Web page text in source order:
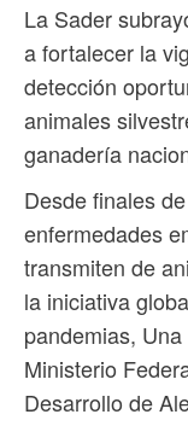
La Sader
a fortalecer la
detección
animales
ganadería
Desde finales
enfermedades
transmiten de
la iniciativa
pandemias,
Ministerio
Desarrollo de